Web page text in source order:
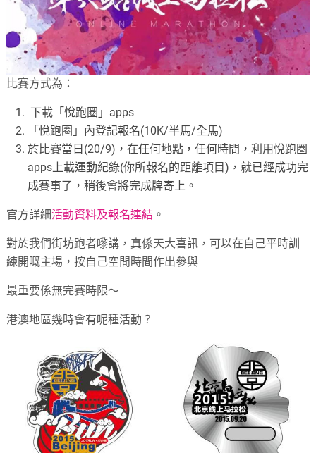
比賽方式為：
下載「悅跑圈」apps
「悅跑圈」內登記報名(10K/半馬/全馬)
於比賽當日(20/9)，在任何地點，任何時間，利用悅跑圏
apps上載運動紀錄(你所報名的距離項目)，就已經成功完
成賽事了，稍後會將完成牌寄上。
官方詳細活動資料及報名連結 。
對於我們街坊跑者嚟講，真係天大喜訊，可以在自己平時訓
練開嘅主場，按自己空閒時間作出參與
最重要係無完賽時限～
港澳地區幾時會有呢種活動？